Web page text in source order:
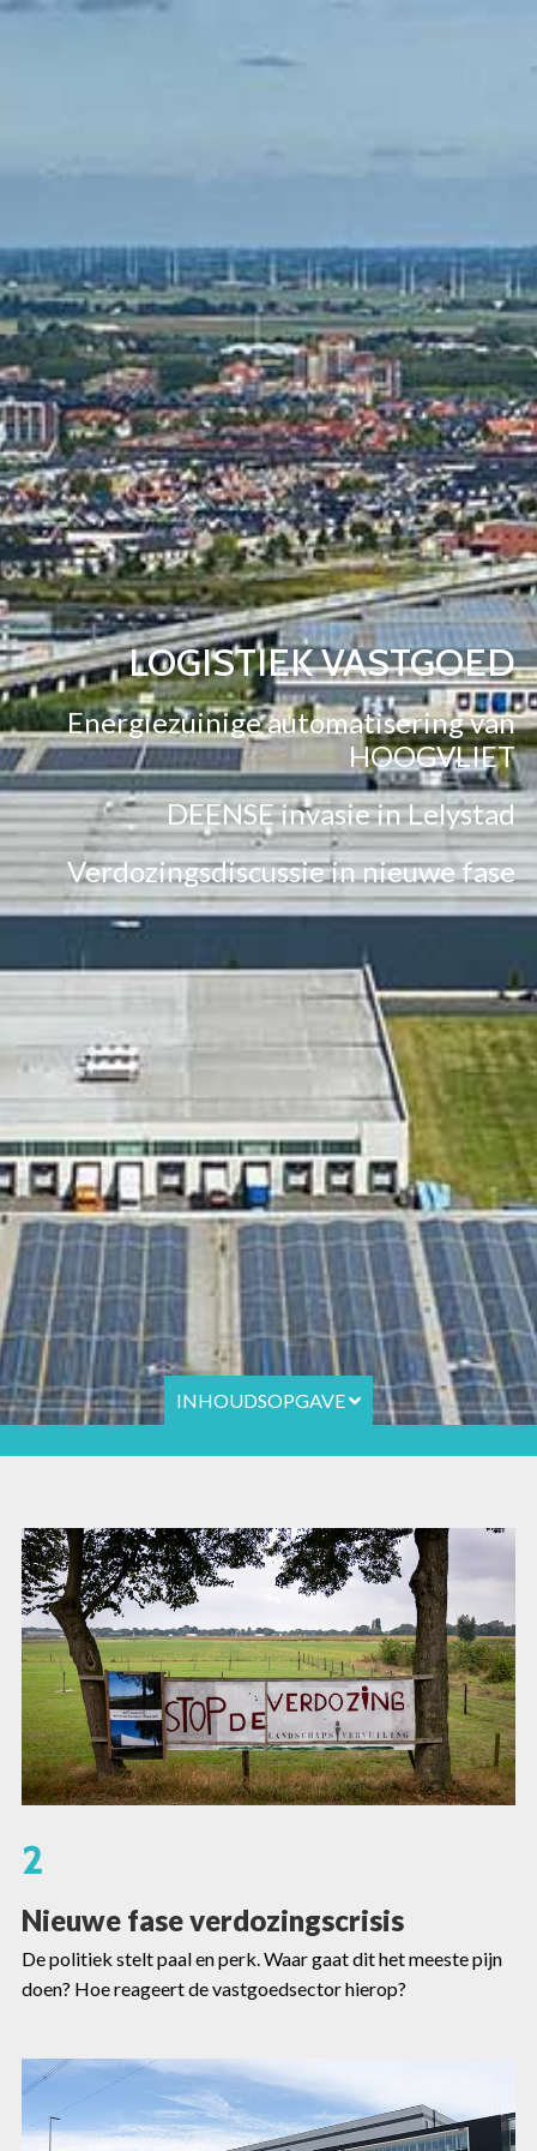
LOGISTIEK VASTGOED
Energiezuinige automatisering van
HOOGVLIET
DEENSE invasie in Lelystad
Verdozingsdiscussie in nieuwe fase
INHOUDSOPGAVE
2
Nieuwe fase verdozingscrisis
De politiek stelt paal en perk. Waar gaat dit het meeste pijn
doen? Hoe reageert de vastgoedsector hierop?